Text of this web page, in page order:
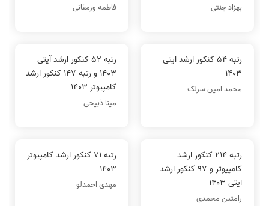
بهزاد جنتی فاطمه ورمقانی
رتبه 54 کنکور ارشد ایتی
1403
محمد امین سرلک
رتبه 52 کنکور ارشد آیتی
1403 و رتبه 147 کنکور ارشد
کامپیوتر 1403
مینا ذبیحی
رتبه 214 کنکور ارشد
کامپیوتر و 97 کنکور ارشد
ایتی 1403
رامتین محمدی
رتبه 71 کنکور ارشد کامپیوتر
1403
مهدی احمدلو